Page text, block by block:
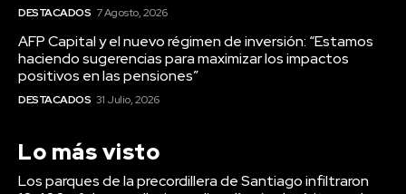
DESTACADOS 7 Agosto, 2026
AFP Capital y el nuevo régimen de inversión: “Estamos
haciendo sugerencias para maximizar los impactos
positivos en las pensiones”
DESTACADOS 31 Julio, 2026
Lo más visto
Los parques de la precordillera de Santiago infiltraron